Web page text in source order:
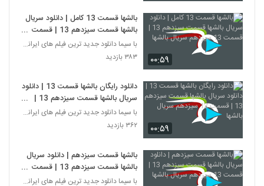
۰۰:۵۹
بالشها قسمت 13 کامل | دانلود سریال
بالشها قسمت سیزدهم 13 | قسمت
13 سیزدهم سریال بالشها
با سیما دانلود جدید ترین فیلم های ایرانی را در لحظ
۳۸۳ بازدید
۰۰:۵۹
دانلود رایگان بالشها قسمت 13 | دانلود
سریال بالشها قسمت سیزدهم 13 |
قسمت 13 سیزدهم سریال بالشها
با سیما دانلود جدید ترین فیلم های ایرانی را در لحظ
۳۶۲ بازدید
بالشها قسمت سیزدهم | دانلود سریال
بالشها قسمت سیزدهم 13 | قسمت
13 سیزدهم سریال بالشها
با سیما دانلود جدید ترین فیلم های ایرانی را در لحظ